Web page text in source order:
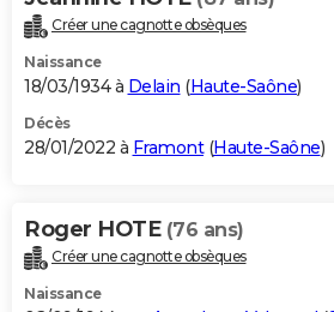
Créer une cagnotte obsèques
Naissance
18/03/1934 à Delain (Haute-Saône)
Décès
28/01/2022 à Framont(Haute-Saône)
Roger HOTE (76 ans)
Créer une cagnotte obsèques
Naissance